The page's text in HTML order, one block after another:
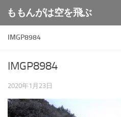
コンテンツへスキップ
ももんがは空を飛ぶ
IMGP8984
IMGP8984
2020年1月23日